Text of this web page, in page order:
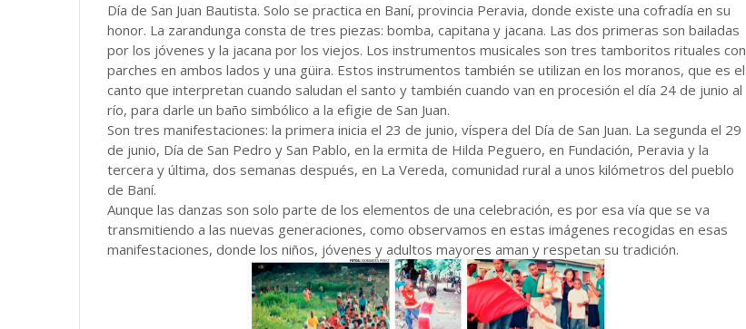
Día de San Juan Bautista. Solo se practica en Baní, provincia Peravia, donde existe una cofradía en su
honor. La zarandunga consta de tres piezas: bomba, capitana y jacana. Las dos primeras son bailadas
por los jóvenes y la jacana por los viejos. Los instrumentos musicales son tres tamboritos rituales con
parches en ambos lados y una güira. Estos instrumentos también se utilizan en los moranos, que es el
canto que interpretan cuando saludan el santo y también cuando van en procesión el día 24 de junio al
río, para darle un baño simbólico a la efigie de San Juan.
Son tres manifestaciones: la primera inicia el 23 de junio, víspera del Día de San Juan. La segunda el 29
de junio, Día de San Pedro y San Pablo, en la ermita de Hilda Peguero, en Fundación, Peravia y la
tercera y última, dos semanas después, en La Vereda, comunidad rural a unos kilómetros del pueblo
de Baní.
Aunque las danzas son solo parte de los elementos de una celebración, es por esa vía que se va
transmitiendo a las nuevas generaciones, como observamos en estas imágenes recogidas en esas
manifestaciones, donde los niños, jóvenes y adultos mayores aman y respetan su tradición.